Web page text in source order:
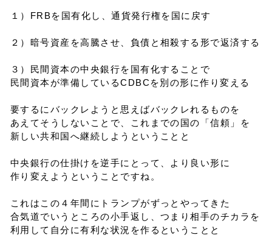
１）FRBを国有化し、通貨発行権を国に戻す
２）暗号資産を高騰させ、負債と相殺する形で返済する
３）民間資本の中央銀行を国有化することで
民間資本が準備しているCDBCを別の形に作り変える
要するにバックレようと思えばバックレれるものを
あえてそうしないことで、これまでの国の「信頼」を
新しい共和国へ継続しようということと
中央銀行の仕掛けを逆手にとって、より良い形に
作り変えようということですね。
これはこの４年間にトランプがずっとやってきた
合気道でいうところの小手返し、つまり相手のチカラを
利用して自分に有利な状況を作るということと